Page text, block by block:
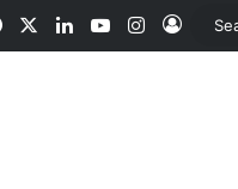
FacebookLinkedInYouTubeInstagram
Log In